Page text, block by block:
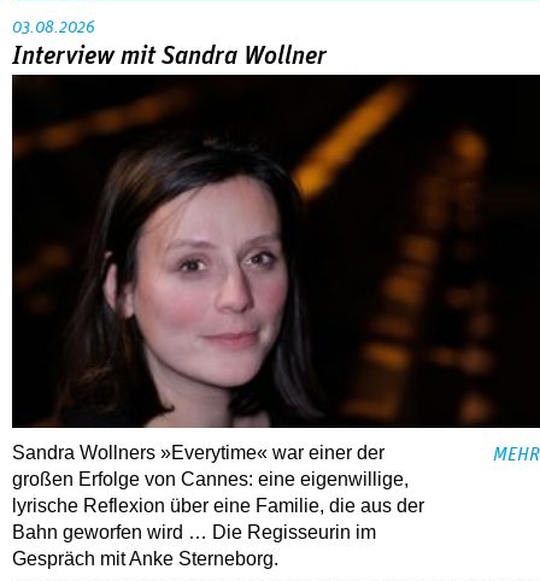
03.08.2026
Interview mit Sandra Wollner
Sandra Wollners »Everytime« war einer der
großen Erfolge von Cannes: eine eigenwillige,
lyrische Reflexion über eine ­Familie, die aus der
Bahn geworfen wird … Die Regisseurin im
Gespräch mit Anke Sterneborg.
MEHR